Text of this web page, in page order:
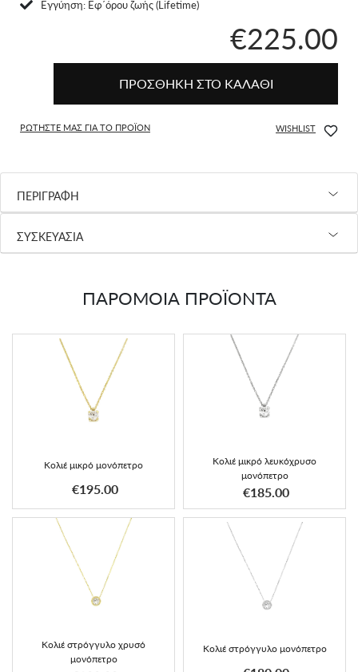
Eγγύηση: Εφ΄όρου ζωής (Lifetime)
€225.00
ΠΡΟΣΘΗΚΗ ΣΤΟ ΚΑΛΑΘΙ
ΡΩΤΗΣΤΕ ΜΑΣ ΓΙΑ ΤΟ ΠΡΟΪΟΝ WISHLIST
ΠΕΡΙΓΡΑΦΗ
ΣΥΣΚΕΥΑΣΙΑ
ΠΑΡΟΜΟΙΑ ΠΡΟΪΟΝΤΑ
Κολιέ μικρό μονόπετρο
€195.00
Κολιέ μικρό λευκόχρυσο
μονόπετρο
€185.00
Κολιέ στρόγγυλο χρυσό
μονόπετρο
Κολιέ στρόγγυλο μονόπετρο